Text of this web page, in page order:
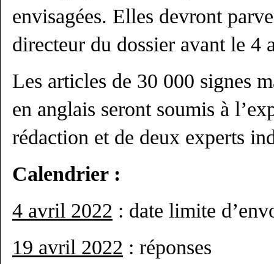
envisagées. Elles devront
directeur du dossier avant le 4
Les articles de 30 000 signes
en anglais seront soumis à
rédaction et de deux experts
Calendrier :
4 avril 2022 : date limite
19 avril 2022 : réponses